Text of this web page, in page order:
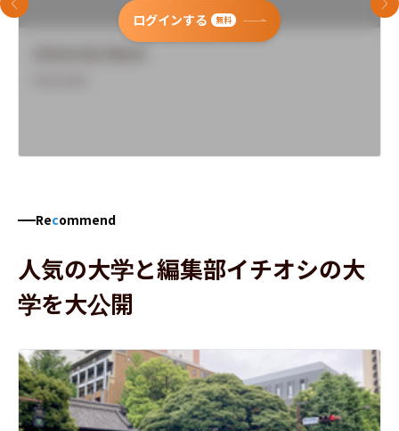
ログインする 無料
前のスライド 次
Recommend
人気の大学と編集部イチオシの大
学を大公開